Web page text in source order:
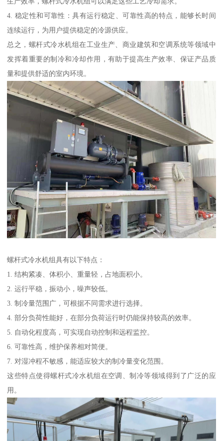
4. 稳定性和可靠性：具有运行稳定、可靠性高的特点，能够长时间
连续运行，为用户提供稳定的冷源供应。
总之，螺杆式冷水机组在工业生产、商业建筑和空调系统等领域中
发挥着重要的制冷和冷却作用，有助于提高生产效率、保证产品质
量和提供舒适的室内环境。
螺杆式冷水机组具有以下特点：
1. 结构紧凑、体积小、重量轻，占地面积小。
2. 运行平稳，振动小，噪声较低。
3. 制冷量范围广，可根据不同需求进行选择。
4. 部分负荷性能好，在部分负荷运行时仍能保持较高的效率。
5. 自动化程度高，可实现自动控制和远程监控。
6. 可靠性高，维护保养相对简便。
7. 对湿冲程不敏感，能适应较大的制冷量变化范围。
这些特点使得螺杆式冷水机组在空调、制冷等领域得到了广泛的应
用。